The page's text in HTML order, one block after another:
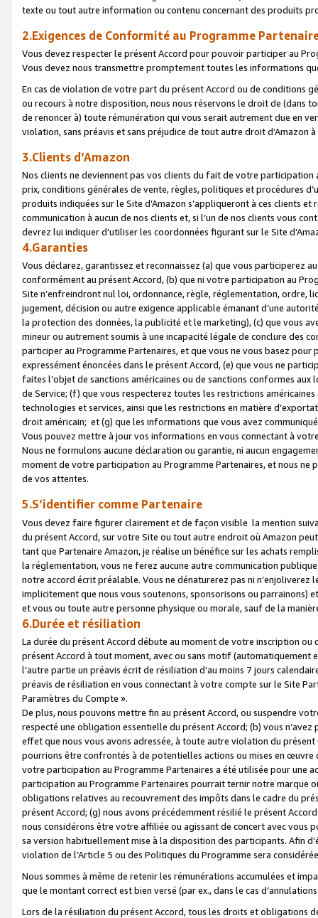
texte ou tout autre information ou contenu concernant des produits
2.Exigences de Conformité au Programme
Vous devez respecter le présent Accord pour pouvoir participer au
Vous devez nous transmettre promptement toutes les informations
En cas de violation de votre part du présent Accord ou de conditions
ou recours à notre disposition, nous nous réservons le droit de (dans
de renoncer à) toute rémunération qui vous serait autrement due en
violation, sans préavis et sans préjudice de tout autre droit
3.Clients d’Amazon
Nos clients ne deviennent pas vos clients du fait de votre
prix, conditions générales de vente, règles, politiques et procédures
produits indiquées sur le Site d’Amazon s’appliqueront à ces clients
communication à aucun de nos clients et, si l’un de nos clients vous
devrez lui indiquer d’utiliser les coordonnées figurant sur le Site
4.Garanties
Vous déclarez, garantissez et reconnaissez (a) que vous participerez
conformément au présent Accord, (b) que ni votre participation au
Site n’enfreindront nul loi, ordonnance, règle, réglementation, ordre,
jugement, décision ou autre exigence applicable émanant d’une
la protection des données, la publicité et le marketing), (c) que vous
mineur ou autrement soumis à une incapacité légale de conclure des
participer au Programme Partenaires, et que vous ne vous basez
expressément énoncées dans le présent Accord, (e) que vous ne
faites l’objet de sanctions américaines ou de sanctions conformes
de Service; (f) que vous respecterez toutes les restrictions
technologies et services, ainsi que les restrictions en matière
droit américain; et (g) que les informations que vous avez
Vous pouvez mettre à jour vos informations en vous connectant à
Nous ne formulons aucune déclaration ou garantie, ni aucun
moment de votre participation au Programme Partenaires, et nous
de vos attentes.
5.S’identifier comme Partenaire
Vous devez faire figurer clairement et de façon visible la mention
du présent Accord, sur votre Site ou tout autre endroit où Amazon
tant que Partenaire Amazon, je réalise un bénéfice sur les achats
la réglementation, vous ne ferez aucune autre communication
notre accord écrit préalable. Vous ne dénaturerez pas ni
implicitement que nous vous soutenons, sponsorisons ou parrainons)
et vous ou toute autre personne physique ou morale, sauf de la
6.Durée et résiliation
La durée du présent Accord débute au moment de votre inscription
présent Accord à tout moment, avec ou sans motif (automatiquement
l’autre partie un préavis écrit de résiliation d’au moins 7 jours
préavis de résiliation en vous connectant à votre compte sur le Site
Paramètres du Compte ».
De plus, nous pouvons mettre fin au présent Accord, ou suspendre
respecté une obligation essentielle du présent Accord; (b) vous
effet que nous vous avons adressée, à toute autre violation du
pourrions être confrontés à de potentielles actions ou mises en
votre participation au Programme Partenaires a été utilisée pour une
participation au Programme Partenaires pourrait ternir notre marque
obligations relatives au recouvrement des impôts dans le cadre du
présent Accord; (g) nous avons précédemment résilié le présent
nous considérons être votre affiliée ou agissant de concert avec vous
sa version habituellement mise à la disposition des participants. Afin
violation de l’Article 5 ou des Politiques du Programme sera
Nous sommes à même de retenir les rémunérations accumulées et
que le montant correct est bien versé (par ex., dans le cas
Lors de la résiliation du présent Accord, tous les droits et obligations